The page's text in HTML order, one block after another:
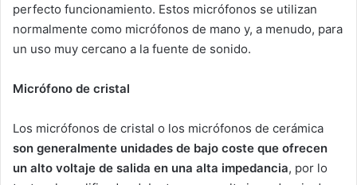
perfecto funcionamiento. Estos micrófonos se utilizan
normalmente como micrófonos de mano y, a menudo, para
un uso muy cercano a la fuente de sonido.
Micrófono de cristal
Los micrófonos de cristal o los micrófonos de cerámica
son generalmente unidades de bajo coste que ofrecen
un alto voltaje de salida en una alta impedancia, por lo